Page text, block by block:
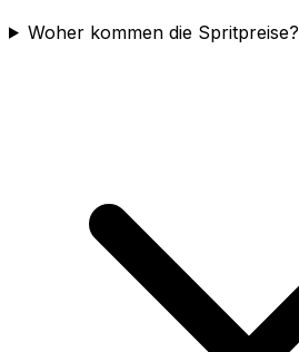
Woher kommen die Spritpreise?